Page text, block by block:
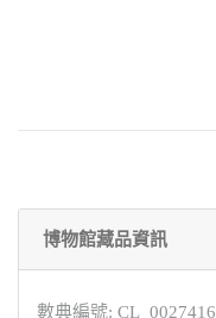
博物館藏品資訊
數典編號: CL_0027416